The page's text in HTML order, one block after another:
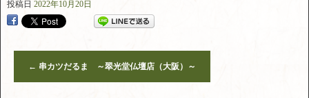
投稿日 2022年10月20日
← 串カツだるま ～翠光堂仏壇店（大阪）～